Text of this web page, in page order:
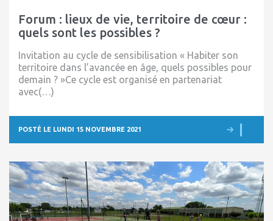
Forum : lieux de vie, territoire de cœur :
quels sont les possibles ?
Invitation au cycle de sensibilisation « Habiter son
territoire dans l’avancée en âge, quels possibles pour
demain ? »Ce cycle est organisé en partenariat
avec(…)
POSTÉ LE LUNDI 15 NOVEMBRE 2021